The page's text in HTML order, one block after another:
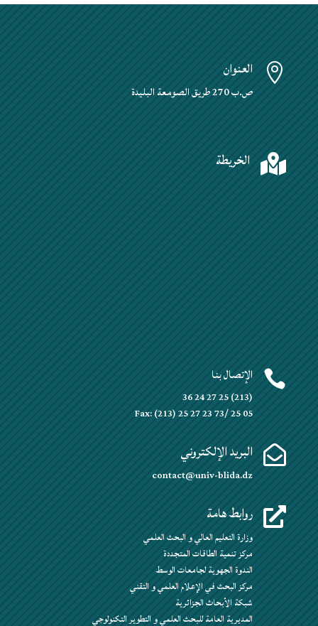
 العنوان
ص.ب 270 طريق الصومعة البليدة
 الخريطة
 الإتصال بنا
(213) 25 27 24 36
Fax: (213) 25 27 23 73/ 25 05
 البريد الإلكتروني
contact@univ-blida.dz
 روابط هامة
وزارة التعليم العالي و البحث العلمي
مركز تنمية الطاقات المتجددة
الندوة الجهوية لجامعات الوسط
مركز البحث في الإعلام العلمي و التقني
شبكة الأبحاث الجزائرية
المديرية العامة للبحث العلمي و التطوير التكنولوجي